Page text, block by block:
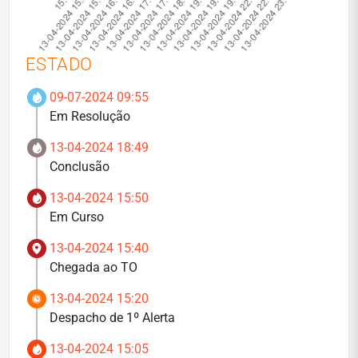
ESTADO
09-07-2024 09:55
Em Resolução
13-04-2024 18:49
Conclusão
13-04-2024 15:50
Em Curso
13-04-2024 15:40
Chegada ao TO
13-04-2024 15:20
Despacho de 1º Alerta
13-04-2024 15:05